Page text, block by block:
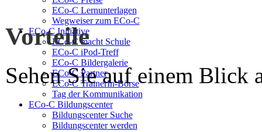
ECo-C Lernunterlagen
Wegweiser zum ECo-C
ECo-C Initiative
ECo-C macht Schule
ECo-C iPod-Treff
ECo-C Bildergalerie
ECo-C Partner
ECo-C TrainerIn-Börse
Tag der Kommunikation
ECo-C Bildungscenter
Bildungscenter Suche
Bildungscenter werden
Vorteile
Sehen Sie auf einem Blick